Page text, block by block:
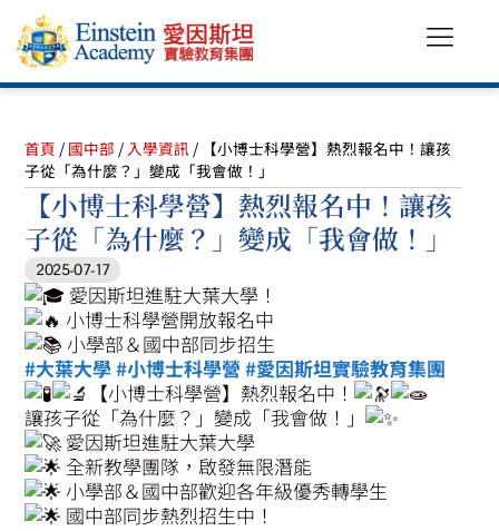
首頁 / 國中部 / 入學資訊 / 【小博士科學營】熱烈報名中！讓孩
子從「為什麼？」變成「我會做！」
【小博士科學營】熱烈報名中！讓孩
子從「為什麼？」變成「我會做！」
2025-07-17
愛因斯坦進駐大葉大學！
小博士科學營開放報名中
小學部＆國中部同步招生
#大葉大學#小博士科學營 #愛因斯坦實驗教育集團
【小博士科學營】熱烈報名中！
讓孩子從「為什麼？」變成「我會做！」
愛因斯坦進駐大葉大學
全新教學團隊，啟發無限潛能
小學部＆國中部歡迎各年級優秀轉學生
國中部同步熱烈招生中！